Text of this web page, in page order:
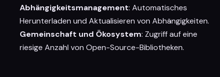
Abhängigkeitsmanagement: Automatisches
Herunterladen und Aktualisieren von Abhängigkeiten.
Gemeinschaft und Ökosystem: Zugriff auf eine
riesige Anzahl von Open-Source-Bibliotheken.